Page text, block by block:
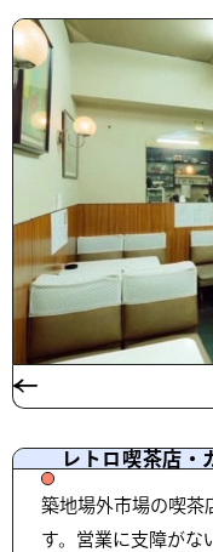
レトロ喫茶店・
築地場外市場の喫茶
す。営業に支障がな